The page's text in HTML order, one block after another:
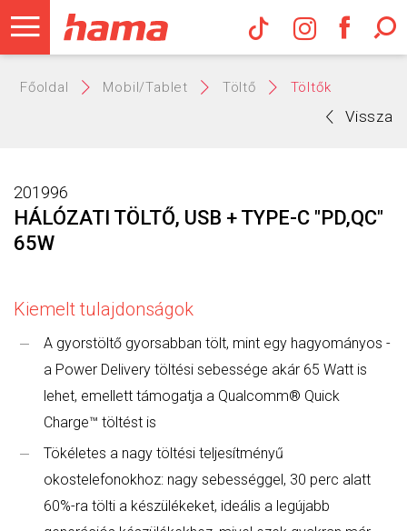
Hama
Főoldal Mobil/Tablet Töltő Töltők
Vissza
201996
HÁLÓZATI TÖLTŐ, USB + TYPE-C "PD,QC"
65W
Kiemelt tulajdonságok
A gyorstöltő gyorsabban tölt, mint egy hagyományos -
a Power Delivery töltési sebessége akár 65 Watt is
lehet, emellett támogatja a Qualcomm® Quick
Charge™ töltést is
Tökéletes a nagy töltési teljesítményű
okostelefonokhoz: nagy sebességgel, 30 perc alatt
60%-ra tölti a készülékeket, ideális a legújabb